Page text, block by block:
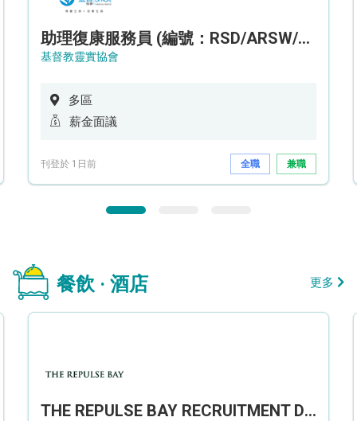
助理復康服務員 (編號：RSD/ARSW/CTE)
基督教靈實協會
多區
薪金面議
刊登於 1日前 全職 兼職
餐飲 · 酒店 更多
THE REPULSE BAY RECRUITMENT DAY 淺水灣影灣園人才招聘會